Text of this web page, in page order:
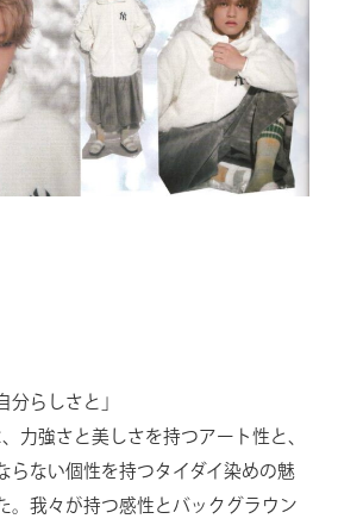
分らしさと」
力強さと美しさを持つアート性と、
らない個性を持つタイダイ染めの魅
。我々が持つ感性とバックグラウン